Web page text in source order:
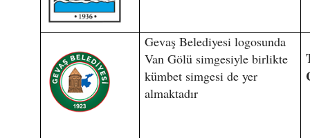
Gevaş Belediyesi logosunda
Van Gölü simgesiyle birlikte
kümbet simgesi de yer
almaktadır